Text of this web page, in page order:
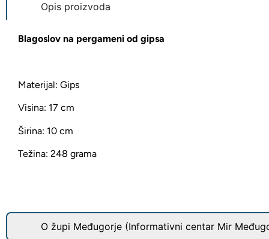
Opis proizvoda
Blagoslov na pergameni od gipsa
Materijal: Gips
Visina: 17 cm
Širina: 10 cm
Težina: 248 grama
O župi Međugorje (Informativni centar Mir